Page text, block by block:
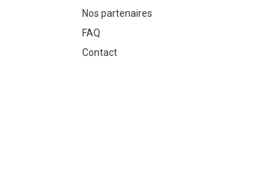
Nos partenaires
FAQ
Contact